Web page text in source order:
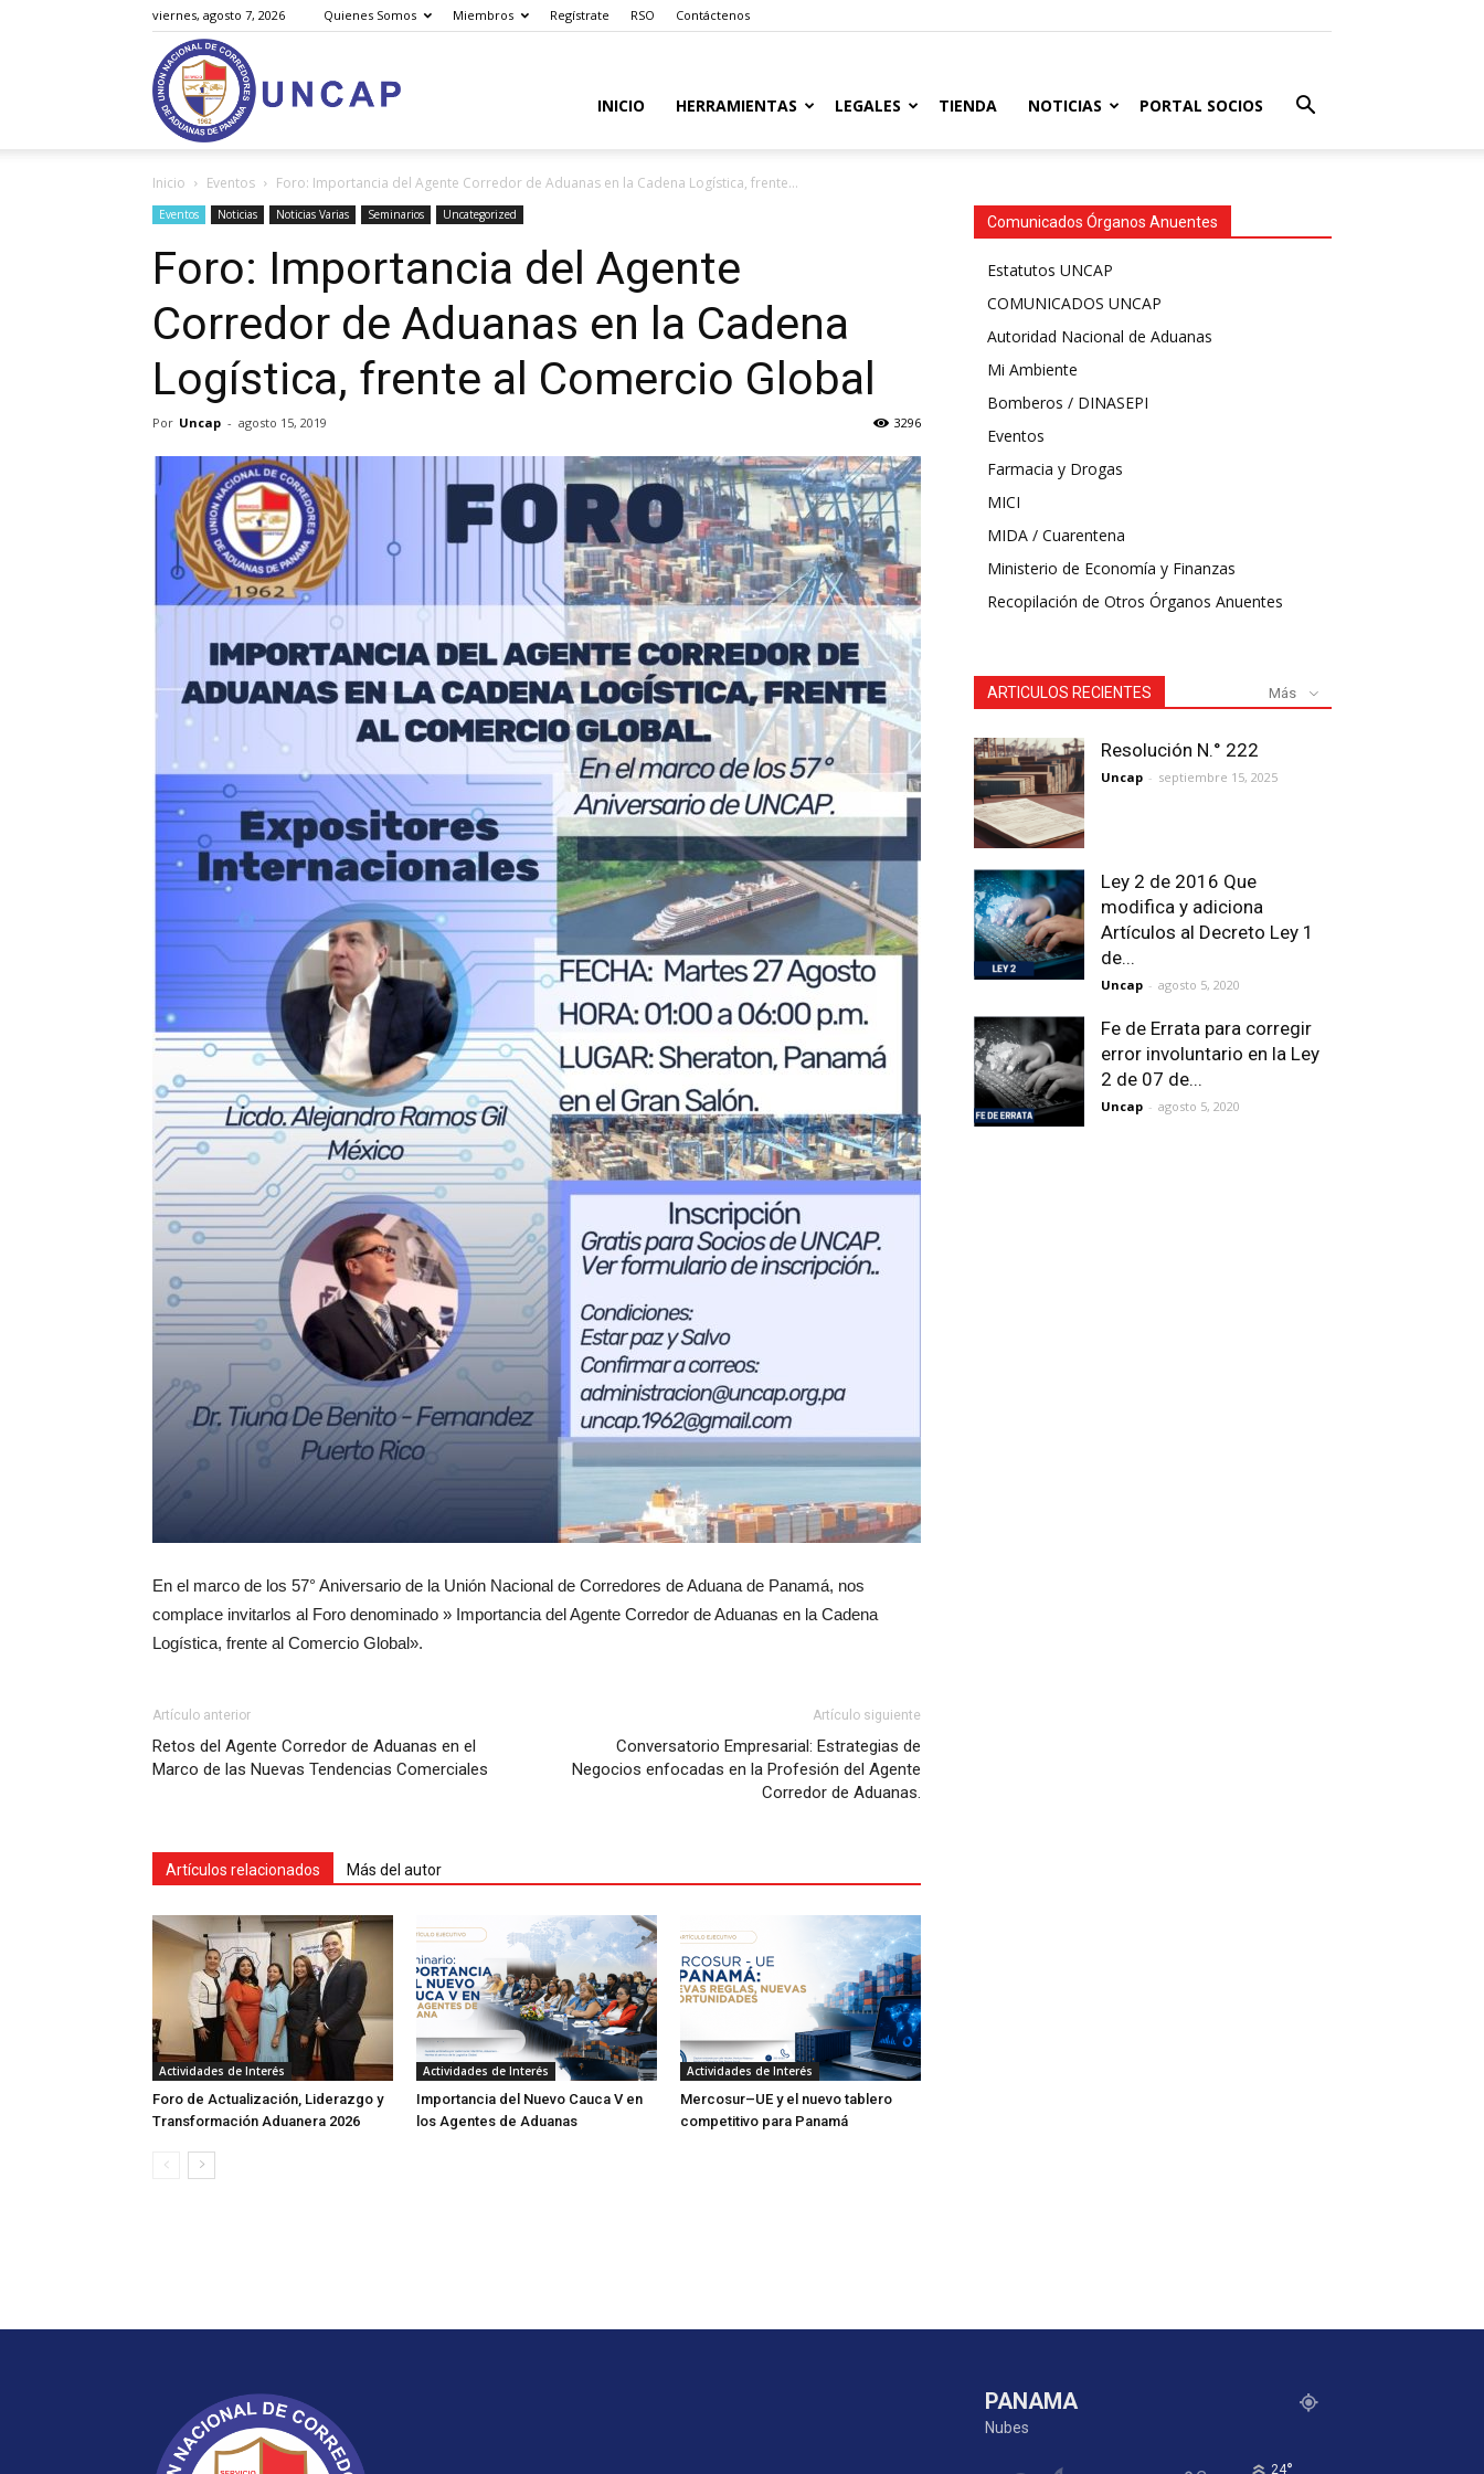
viernes, agosto 7, 2026 Quienes Somos Miembros Regístrate RSO Contáctenos
Unión
Nacional
de
de
Aduana
de
Panamá
INICIO HERRAMIENTAS LEGALES TIENDA NOTICIAS PORTAL SOCIOS
Inicio Eventos Foro: Importancia del Agente Corredor de Aduanas en la Cadena Logística, frente...
Eventos Noticias Noticias Varias Seminarios Uncategorized
Foro: Importancia del Agente
Corredor de Aduanas en la Cadena
Logística, frente al Comercio Global
Por Uncap - agosto 15, 2019 3296
En el marco de los 57° Aniversario de la Unión Nacional de Corredores de Aduana de Panamá, nos
complace invitarlos al Foro denominado » Importancia del Agente Corredor de Aduanas en la Cadena
Logística, frente al Comercio Global».
Artículo anterior
Retos del Agente Corredor de Aduanas en el
Marco de las Nuevas Tendencias Comerciales
Artículo siguiente
Conversatorio Empresarial: Estrategias de
Negocios enfocadas en la Profesión del Agente
Corredor de Aduanas.
Artículos relacionados Más del autor
Actividades de Interés
Foro de Actualización, Liderazgo y
Transformación Aduanera 2026
Actividades de Interés
Importancia del Nuevo Cauca V en
los Agentes de Aduanas
Actividades de Interés
Mercosur–UE y el nuevo tablero
competitivo para Panamá
Comunicados Órganos Anuentes
Estatutos UNCAP
COMUNICADOS UNCAP
Autoridad Nacional de Aduanas
Mi Ambiente
Bomberos / DINASEPI
Eventos
Farmacia y Drogas
MICI
MIDA / Cuarentena
Ministerio de Economía y Finanzas
Recopilación de Otros Órganos Anuentes
ARTICULOS RECIENTES Más
Resolución N.° 222
Uncap - septiembre 15, 2025
Ley 2 de 2016 Que
modifica y adiciona
Artículos al Decreto Ley 1
de...
Uncap - agosto 5, 2020
Fe de Errata para corregir
error involuntario en la Ley
2 de 07 de...
Uncap - agosto 5, 2020
PANAMA
Nubes
24